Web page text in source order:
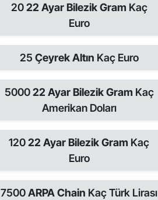
2022 Ayar Bilezik Gram Kaç
Euro
25 Çeyrek Altın Kaç Euro
500022 Ayar Bilezik Gram Kaç
Amerikan Doları
12022 Ayar Bilezik Gram Kaç
Euro
7500ARPA Chain Kaç Türk Lirası